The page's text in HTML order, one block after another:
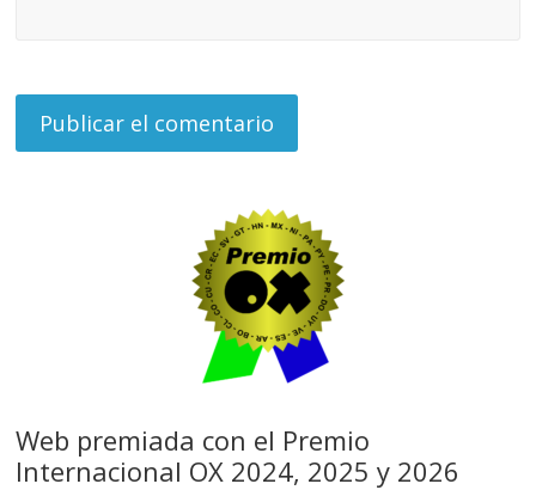
Web premiada con el Premio
Internacional OX 2024, 2025 y 2026